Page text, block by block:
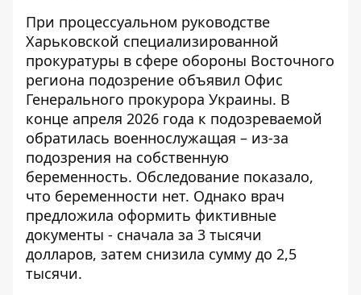
При процессуальном руководстве
Харьковской специализированной
прокуратуры в сфере обороны Восточного
региона подозрение объявил Офис
Генерального прокурора Украины. В
конце апреля 2026 года к подозреваемой
обратилась военнослужащая – из-за
подозрения на собственную
беременность. Обследование показало,
что беременности нет. Однако врач
предложила оформить фиктивные
документы - сначала за 3 тысячи
долларов, затем снизила сумму до 2,5
тысячи.